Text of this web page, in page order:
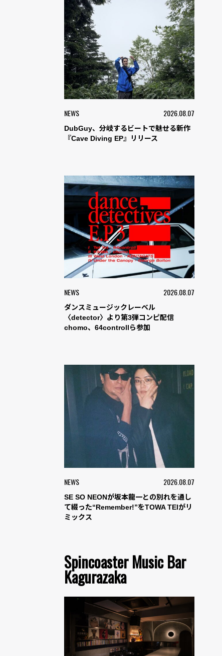
NEWS 2026.08.07
DubGuy、分岐するビートで魅せる新作
『Cave Diving EP』リリース
NEWS 2026.08.07
ダンスミュージックレーベル
〈detector〉より第3弾コンピ配信
chomo、64controllら参加
NEWS 2026.08.07
SE SO NEONが坂本龍一との別れを通し
て綴った“Remember!”をTOWA TEIがリ
ミックス
Spincoaster Music Bar
Kagurazaka